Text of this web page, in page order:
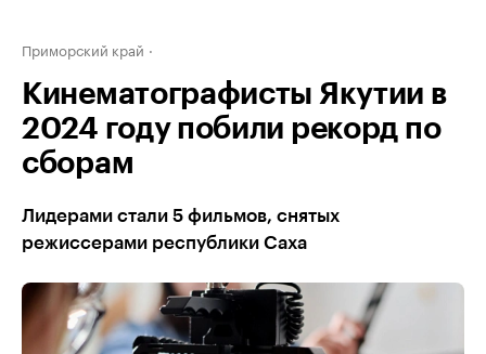
Приморский край
Кинематографисты Якутии в
2024 году побили рекорд по
сборам
Лидерами стали 5 фильмов, снятых
режиссерами республики Саха